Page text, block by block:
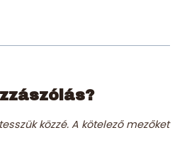
közzé. A kötelező mezőket